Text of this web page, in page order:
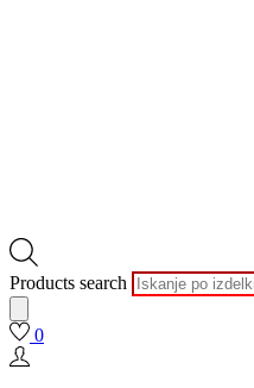
Products search
0